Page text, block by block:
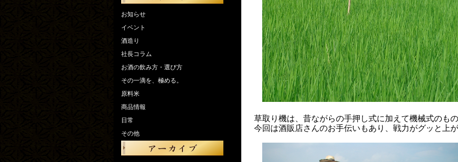
草取り機は、昔ながらの手押し式に加えて機械式のも
今回は酒販店さんのお手伝いもあり、戦力がグッと上
お知らせ
イベント
酒造り
社長コラム
お酒の飲み方・選び方
その一滴を、極める。
原料米
商品情報
日常
その他